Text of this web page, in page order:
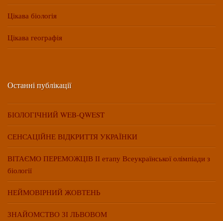
Цікава біологія
Цікава географія
Останні публікації
БІОЛОГІЧНИЙ WEB-QWEST
СЕНСАЦІЙНЕ ВІДКРИТТЯ УКРАЇНКИ
ВІТАЄМО ПЕРЕМОЖЦІВ ІІ етапу Всеукраїнської олімпіади з
біології
НЕЙМОВІРНИЙ ЖОВТЕНЬ
ЗНАЙОМСТВО ЗІ ЛЬВОВОМ